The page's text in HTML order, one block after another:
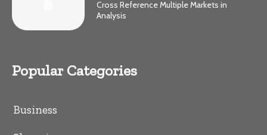
Cross Reference Multiple Markets in
Analysis
Popular Categories
Business